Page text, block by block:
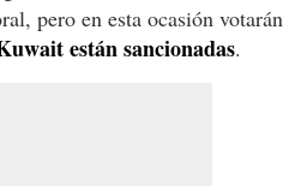
pero en esta ocasión votarán
están sancionadas.